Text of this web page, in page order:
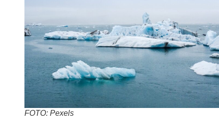
FOTO: Pexels